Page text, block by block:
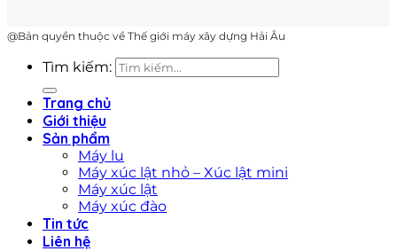
@Bản quyền thuộc về Thế giới máy xây dựng Hải Âu
Tìm kiếm:
Trang chủ
Giới thiệu
Sản phẩm
Máy lu
Máy xúc lật nhỏ – Xúc lật mini
Máy xúc lật
Máy xúc đào
Tin tức
Liên hệ